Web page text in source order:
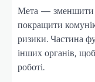
Мета — зменшити
покращити
ризики. Частина
інших органів,
роботі.